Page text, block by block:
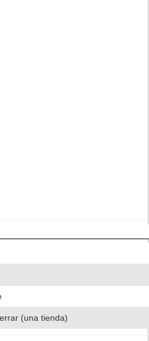
(una tienda)